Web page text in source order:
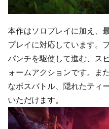
本作はソロプレイに加え、
プレイに対応しています。
パンチを駆使して進む、ス
ォームアクションです。ま
なボスバトル、隠れたティ
いただけます。